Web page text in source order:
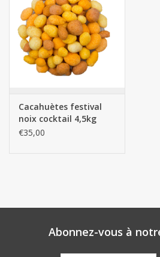
Cacahuètes festival
noix cocktail 4,5kg
seau
€35,00
Abonnez-vous à